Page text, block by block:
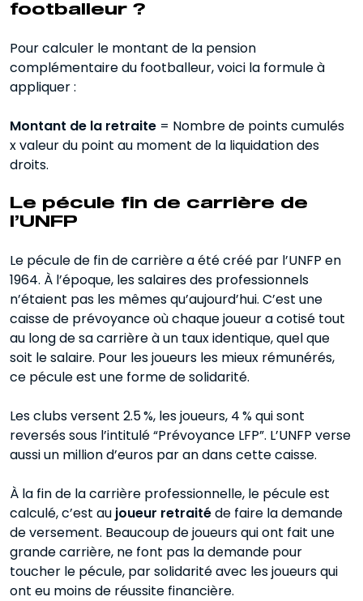
footballeur ?
Pour calculer le montant de la pension
complémentaire du footballeur, voici la formule à
appliquer :
Montant de la retraite = Nombre de points cumulés
x valeur du point au moment de la liquidation des
droits.
Le pécule fin de carrière de
l’UNFP
Le pécule de fin de carrière a été créé par l’UNFP en
1964. À l’époque, les salaires des professionnels
n’étaient pas les mêmes qu’aujourd’hui. C’est une
caisse de prévoyance où chaque joueur a cotisé tout
au long de sa carrière à un taux identique, quel que
soit le salaire. Pour les joueurs les mieux rémunérés,
ce pécule est une forme de solidarité.
Les clubs versent 2.5 %, les joueurs, 4 % qui sont
reversés sous l’intitulé “Prévoyance LFP”. L’UNFP verse
aussi un million d’euros par an dans cette caisse.
À la fin de la carrière professionnelle, le pécule est
calculé, c’est au joueur retraitéde faire la demande
de versement. Beaucoup de joueurs qui ont fait une
grande carrière, ne font pas la demande pour
toucher le pécule, par solidarité avec les joueurs qui
ont eu moins de réussite financière.